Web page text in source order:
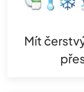
Mít